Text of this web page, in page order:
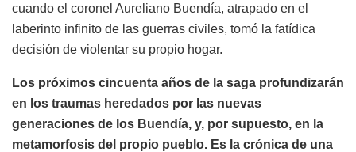
cuando el coronel Aureliano Buendía, atrapado en el
laberinto infinito de las guerras civiles, tomó la fatídica
decisión de violentar su propio hogar.
Los próximos cincuenta años de la saga profundizarán
en los traumas heredados por las nuevas
generaciones de los Buendía, y, por supuesto, en la
metamorfosis del propio pueblo. Es la crónica de una